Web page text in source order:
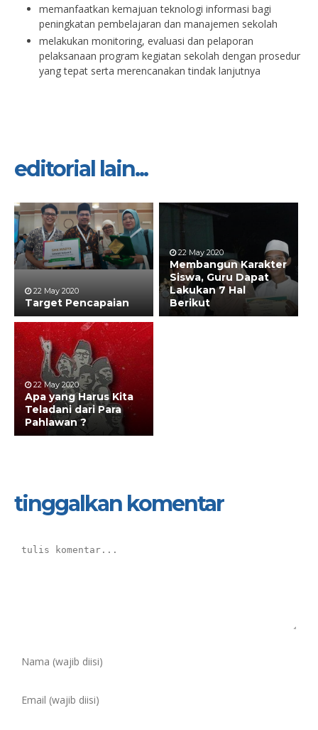
memanfaatkan kemajuan teknologi informasi bagi
peningkatan pembelajaran dan manajemen sekolah
melakukan monitoring, evaluasi dan pelaporan
pelaksanaan program kegiatan sekolah dengan prosedur
yang tepat serta merencanakan tindak lanjutnya
editorial lain...
22 May 2020
Target Pencapaian
22 May 2020
Membangun Karakter
Siswa, Guru Dapat
Lakukan 7 Hal
Berikut
22 May 2020
Apa yang Harus Kita
Teladani dari Para
Pahlawan ?
tinggalkan komentar